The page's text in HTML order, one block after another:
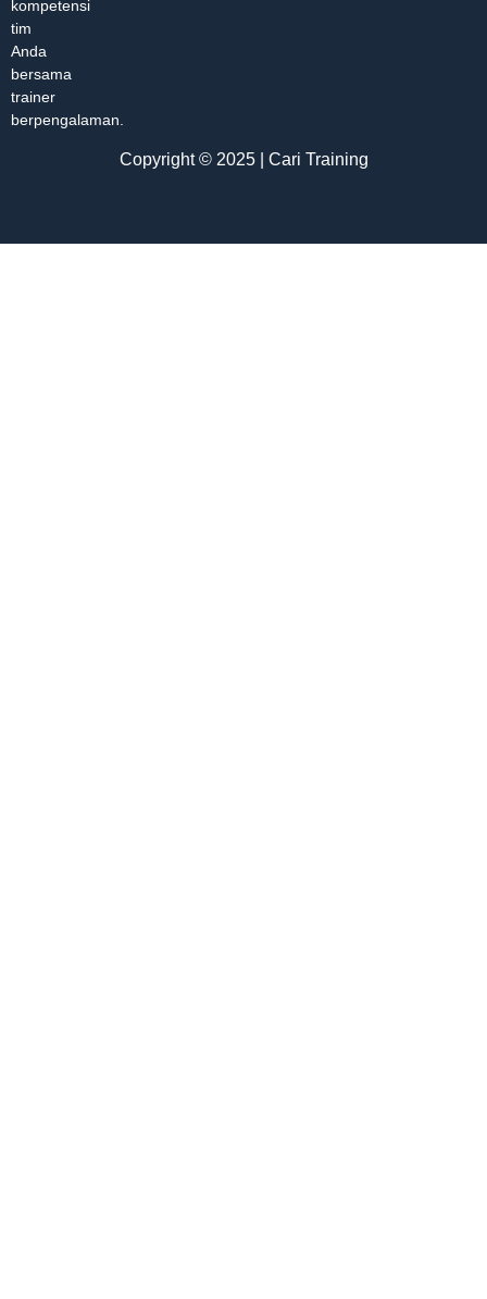
kompetensi
tim
Anda
bersama
trainer
berpengalaman.
Copyright © 2025 | Cari Training